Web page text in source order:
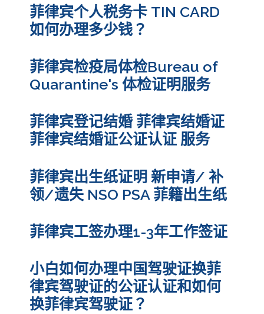
菲律宾个人税务卡 TIN CARD
如何办理多少钱？
菲律宾检疫局体检Bureau of
Quarantine's 体检证明服务
菲律宾登记结婚 菲律宾结婚证
菲律宾结婚证公证认证 服务
菲律宾出生纸证明 新申请/ 补
领/遗失 NSO PSA 菲籍出生纸
菲律宾工签办理1-3年工作签证
小白如何办理中国驾驶证换菲
律宾驾驶证的公证认证和如何
换菲律宾驾驶证？